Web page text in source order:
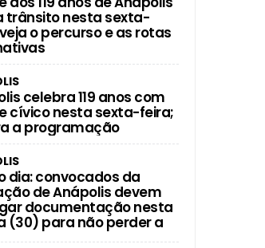
anos da cidade
do sistema; veja
alternativas
(30) para não
trânsito nesta sexta-
o percurso e as rotas
celebra 119 anos com
cívico nesta sexta-feira;
a programação
dia: convocados da
de Anápolis devem
documentação nesta
(30) para não perder a